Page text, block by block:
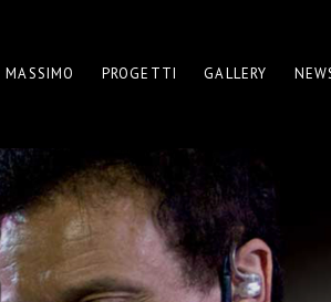
MASSIMO PROGETTI GALLERY